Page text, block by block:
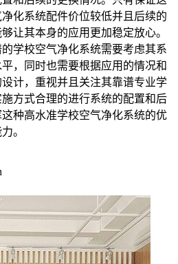
化系统配件价位较低并且后续的
让其本身的应用更加稳定放心。
学校空气净化系统需要考虑其系
，同时也需要根据应用的情况和
计，重视并且关注其靠谱专业学
方式合理的进行系统的配置和后
种高水准学校空气净化系统的优
。